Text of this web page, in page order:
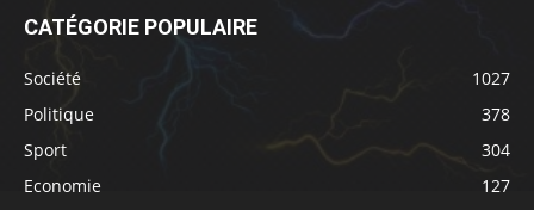
CATÉGORIE POPULAIRE
Société
1027
Politique
378
Sport
304
Economie
127